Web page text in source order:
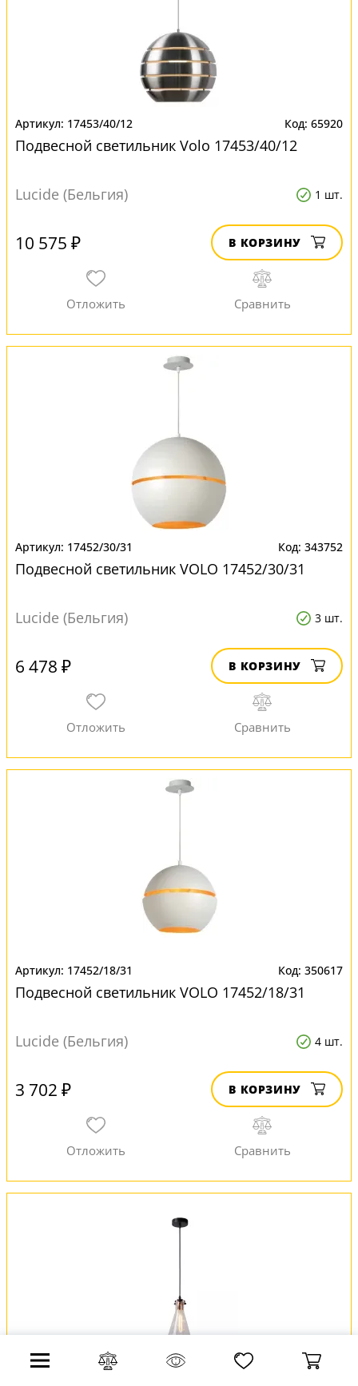
17453/40/12 65920
Подвесной светильник Volo 17453/40/12
Lucide (Бельгия) 1 шт.
10 575 ₽ В КОРЗИНУ
17452/30/31 343752
Подвесной светильник VOLO 17452/30/31
Lucide (Бельгия) 3 шт.
6 478 ₽ В КОРЗИНУ
17452/18/31 350617
Подвесной светильник VOLO 17452/18/31
Lucide (Бельгия) 4 шт.
3 702 ₽ В КОРЗИНУ